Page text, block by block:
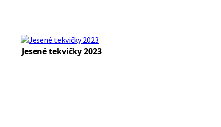
Jesené tekvičky 2023